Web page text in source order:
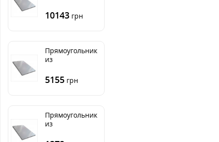
листа 500х2000
мм размер
10143грн
Прямоугольник
из
листа 500х1000
мм размер
5155грн
Прямоугольник
из